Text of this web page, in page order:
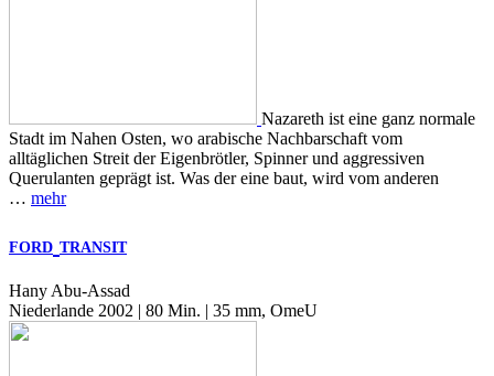
Nazareth ist eine ganz normale
Stadt im Nahen Osten, wo arabische Nachbarschaft vom
alltäglichen Streit der Eigenbrötler, Spinner und aggressiven
Querulanten geprägt ist. Was der eine baut, wird vom anderen
… mehr
FORD TRANSIT
Hany Abu-Assad
Niederlande 2002 | 80 Min. | 35 mm, OmeU